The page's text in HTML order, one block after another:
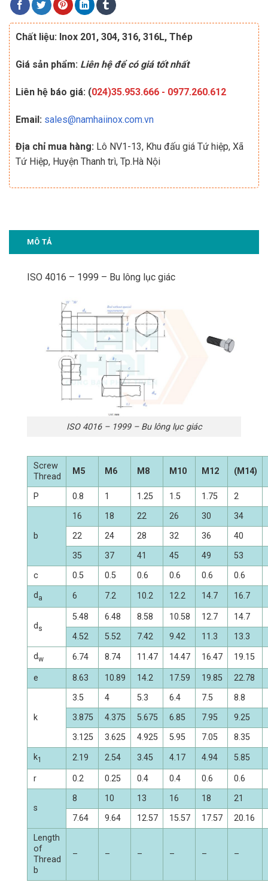
Chất liệu: Inox 201, 304, 316, 316L, Thép
Giá sản phẩm: Liên hệ để có giá tốt nhất
Liên hệ báo giá: (024)35.953.666 - 0977.260.612
Email: sales@namhaiinox.com.vn
Địa chỉ mua hàng: Lô NV1-13, Khu đấu giá Tứ hiệp, Xã
Tứ Hiệp, Huyện Thanh trì, Tp.Hà Nội
MÔ TẢ
ISO 4016 – 1999 – Bu lông lục giác
ISO 4016 – 1999 – Bu lông lục giác
Screw
Thread
M5 M6 M8 M10 M12 (M14)
P 0.8 1 1.25 1.5 1.75 2
b
16 18 22 26 30
34
22
24 28 32 36
40
35
37 41 45 49
53
c
0.5 0.5 0.6 0.6 0.6
0.6
da 6 7.2 10.2 12.2 14.7 16.7
ds
5.48 6.48 8.58 10.58 12.7
14.7
4.52
5.52 7.42 9.42 11.3
13.3
dw 6.74 8.74 11.47 14.47 16.47 19.15
e 8.63 10.89 14.2 17.59 19.85 22.78
k
3.5 4 5.3 6.4 7.5
8.8
3.875
4.375 5.675 6.85 7.95
9.25
3.125
3.625 4.925 5.95 7.05
8.35
k1 2.19 2.54 3.45 4.17 4.94 5.85
r 0.2 0.25 0.4 0.4 0.6 0.6
s
8 10 13 16 18
21
7.64
9.64 12.57 15.57 17.57
20.16
Length
of
Thread
b
– – – – – –